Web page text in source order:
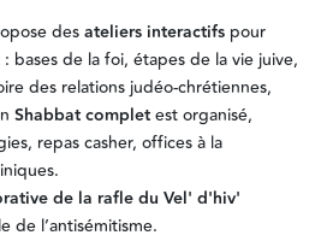
desateliers interactifs pour
bases de la foi, étapes de la vie juive,
des relations judéo-chrétiennes,
Shabbat completest organisé,
repas casher, offices à la
de la rafle du Vel' d'hiv'
de l’antisémitisme.